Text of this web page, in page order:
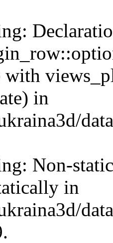
with
in
Non-
in